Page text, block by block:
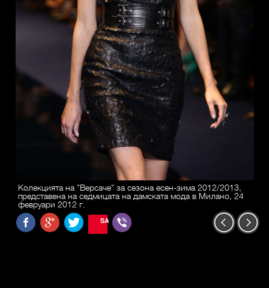
Колекцията на "Версаче" за сезона есен-зима 2012/2013,
представена на седмицата на дамската мода в Милано, 24
февруари 2012 г.
SAVE